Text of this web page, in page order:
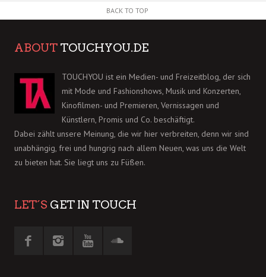
BACK TO TOP
ABOUT TOUCHYOU.DE
TOUCHYOU ist ein Medien- und Freizeitblog, der sich
mit Mode und Fashionshows, Musik und Konzerten,
Kinofilmen- und Premieren, Vernissagen und
Künstlern, Promis und Co. beschäftigt.
Dabei zählt unsere Meinung, die wir hier verbreiten, denn wir sind
unabhängig, frei und hungrig nach allem Neuen, was uns die Welt
zu bieten hat. Sie liegt uns zu Füßen.
LET´S GET IN TOUCH